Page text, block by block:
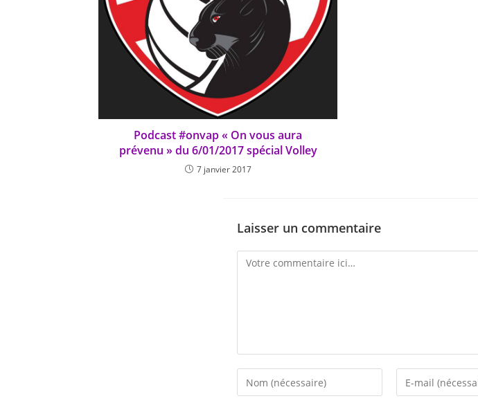
Podcast #onvap « On vous aura
prévenu » du 6/01/2017 spécial Volley
7 janvier 2017
Laisser un commentaire